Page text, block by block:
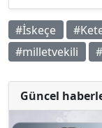
#İskeçe
#milletvekili
Güncel